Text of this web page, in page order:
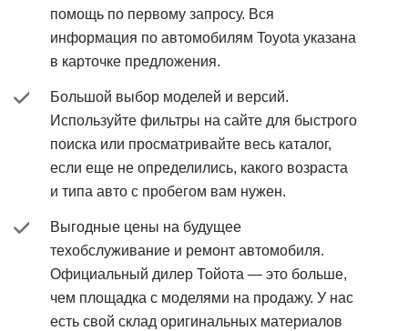
помощь по первому запросу. Вся
информация по автомобилям Toyota указана
в карточке предложения.
Большой выбор моделей и версий.
Используйте фильтры на сайте для быстрого
поиска или просматривайте весь каталог,
если еще не определились, какого возраста
и типа авто с пробегом вам нужен.
Выгодные цены на будущее
техобслуживание и ремонт автомобиля.
Официальный дилер Тойота — это больше,
чем площадка с моделями на продажу. У нас
есть свой склад оригинальных материалов